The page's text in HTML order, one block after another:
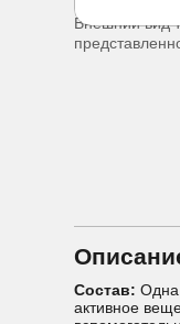
Внешний вид
Состав: Одна
активное